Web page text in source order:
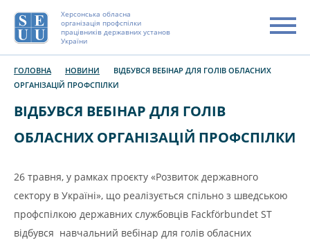
Херсонська обласна
організація профспілки
працівників державних установ
України
ГОЛОВНА НОВИНИ
ВІДБУВСЯ ВЕБІНАР ДЛЯ ГОЛІВ ОБЛАСНИХ
ОРГАНІЗАЦІЙ ПРОФСПІЛКИ
ВІДБУВСЯ ВЕБІНАР ДЛЯ ГОЛІВ
ОБЛАСНИХ ОРГАНІЗАЦІЙ ПРОФСПІЛКИ
26 травня, у рамках проєкту «Розвиток державного
сектору в Україні», що реалізується спільно з шведською
профспілкою державних службовців Fackförbundet ST
відбувся навчальний вебінар для голів обласних